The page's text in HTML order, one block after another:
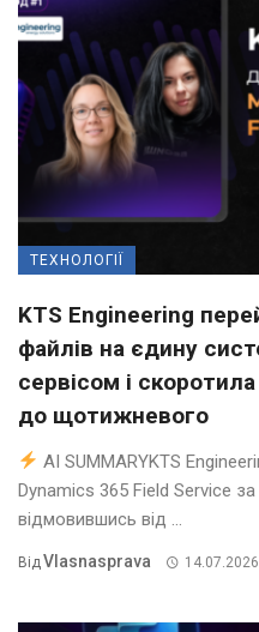
ТЕХНОЛОГІЇ
KTS Engineering
файлів на єдину
сервісом і
до щотижневого
AI SUMMARYKTS
Dynamics 365 Field Service за
відмовившись від ...
Від Vlasnasprava 14.07.2026